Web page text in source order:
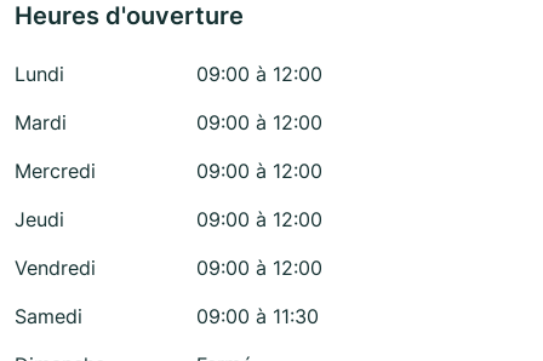
Heures d'ouverture
Lundi
09:00 à 12:00
Mardi
09:00 à 12:00
Mercredi
09:00 à 12:00
Jeudi
09:00 à 12:00
Vendredi
09:00 à 12:00
Samedi
09:00 à 11:30